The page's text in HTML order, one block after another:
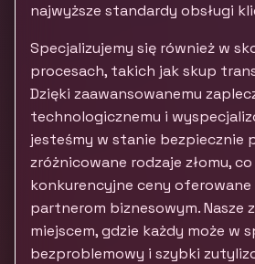
najwyższe standardy obsługi
Specjalizujemy się również w
procesach, takich jak skup
Dzięki zaawansowanemu
technologicznemu i
jesteśmy w stanie bezpiecznie
zróżnicowane rodzaje złomu,
konkurencyjne ceny oferowane
partnerom biznesowym. Nasze
miejscem, gdzie każdy może w
bezproblemowy i szybki